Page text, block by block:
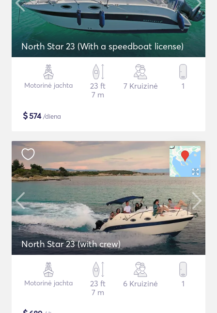
North Star 23 (With a speedboat license)
Motorinė jachta
23 ft
7 m
7 Kruizinė 1
$574/diena
North Star 23 (with crew)
Motorinė jachta
23 ft
7 m
6 Kruizinė 1